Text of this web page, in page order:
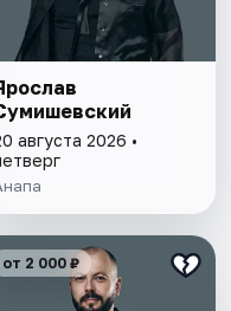
августа 2026 •
от 2 000 ₽